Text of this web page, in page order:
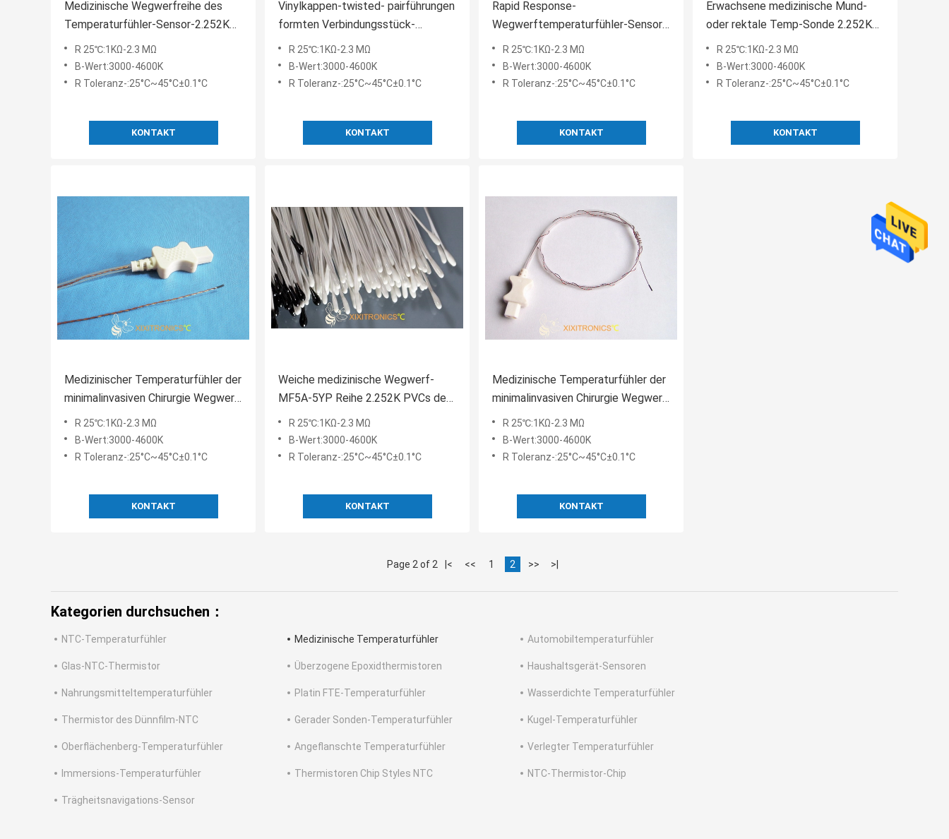
Medizinische Wegwerfreihe des
Temperaturfühler-Sensor-2.252K
MF5A-7T
R 25℃:1KΩ-2.3 MΩ
B-Wert:3000-4600K
R Toleranz-:25°C~45°C±0.1°C
KONTAKT
Vinylkappen-twisted- pairführungen
formten Verbindungsstück-
universellen medizinischen
Wegwerftemperaturfühler 2.252K
400 Reihe
R 25℃:1KΩ-2.3 MΩ
B-Wert:3000-4600K
R Toleranz-:25°C~45°C±0.1°C
KONTAKT
Rapid Response-
Wegwerftemperaturfühler-Sensor
für HF der minimalinvasiven
Chirurgie Od-0.5&1.0MM 400 Reihe
R 25℃:1KΩ-2.3 MΩ
B-Wert:3000-4600K
R Toleranz-:25°C~45°C±0.1°C
KONTAKT
Erwachsene medizinische Mund-
oder rektale Temp-Sonde 2.252K
WegwerfhF 403 Reihe
R 25℃:1KΩ-2.3 MΩ
B-Wert:3000-4600K
R Toleranz-:25°C~45°C±0.1°C
KONTAKT
Medizinischer Temperaturfühler der
minimalinvasiven Chirurgie Wegwerf
mit PU-Rohr Od 0,5 u. 1.0mm HF
400 Reihe
R 25℃:1KΩ-2.3 MΩ
B-Wert:3000-4600K
R Toleranz-:25°C~45°C±0.1°C
KONTAKT
Weiche medizinische Wegwerf-
MF5A-5YP Reihe 2.252K PVCs der
Temperaturfühler-
R 25℃:1KΩ-2.3 MΩ
B-Wert:3000-4600K
R Toleranz-:25°C~45°C±0.1°C
KONTAKT
Medizinische Temperaturfühler der
minimalinvasiven Chirurgie Wegwerf
mit PU-Rohr Od 0,5 u. 1.0mm HF
400 Serie
R 25℃:1KΩ-2.3 MΩ
B-Wert:3000-4600K
R Toleranz-:25°C~45°C±0.1°C
KONTAKT
Page 2 of 2 |< << 1 2 >> >|
Kategorien durchsuchen：
NTC-Temperaturfühler Medizinische Temperaturfühler Automobiltemperaturfühler
Glas-NTC-Thermistor Überzogene Epoxidthermistoren Haushaltsgerät-Sensoren
Nahrungsmitteltemperaturfühler Platin FTE-Temperaturfühler Wasserdichte Temperaturfühler
Thermistor des Dünnfilm-NTC Gerader Sonden-Temperaturfühler Kugel-Temperaturfühler
Oberflächenberg-Temperaturfühler Angeflanschte Temperaturfühler Verlegter Temperaturfühler
Immersions-Temperaturfühler Thermistoren Chip Styles NTC NTC-Thermistor-Chip
Trägheitsnavigations-Sensor